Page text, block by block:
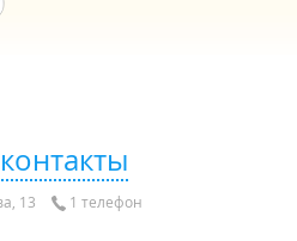
13 1 телефон